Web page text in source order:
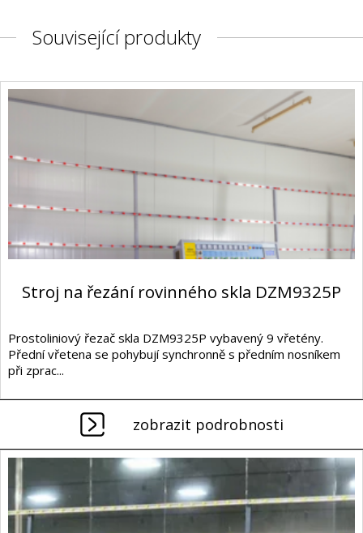
Související produkty
Stroj na řezání rovinného skla DZM9325P
Prostoliniový řezač skla DZM9325P vybavený 9 vřetény.
Přední vřetena se pohybují synchronně s předním nosníkem
při zprac...
zobrazit podrobnosti